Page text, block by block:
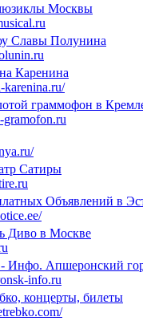
Москвы
Славы Полунина
Каренина
karenina.ru/
граммофон в
Сатиры
Объявлений в
Диво в Москве
Инфо. Апшеронский
info.ru
концерты, билеты